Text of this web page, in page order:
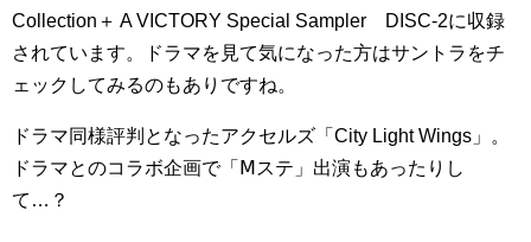
Collection＋ A VICTORY Special Sampler DISC-2に収録
されています。ドラマを見て気になった方はサントラをチ
ェックしてみるのもありですね。
ドラマ同様評判となったアクセルズ「City Light Wings」。
ドラマとのコラボ企画で「Ⅿステ」出演もあったりし
て…？